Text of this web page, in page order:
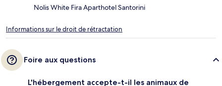
Nolis White Fira Aparthotel Santorini
Informations sur le droit de rétractation
Foire aux questions
L'hébergement accepte-t-il les animaux de